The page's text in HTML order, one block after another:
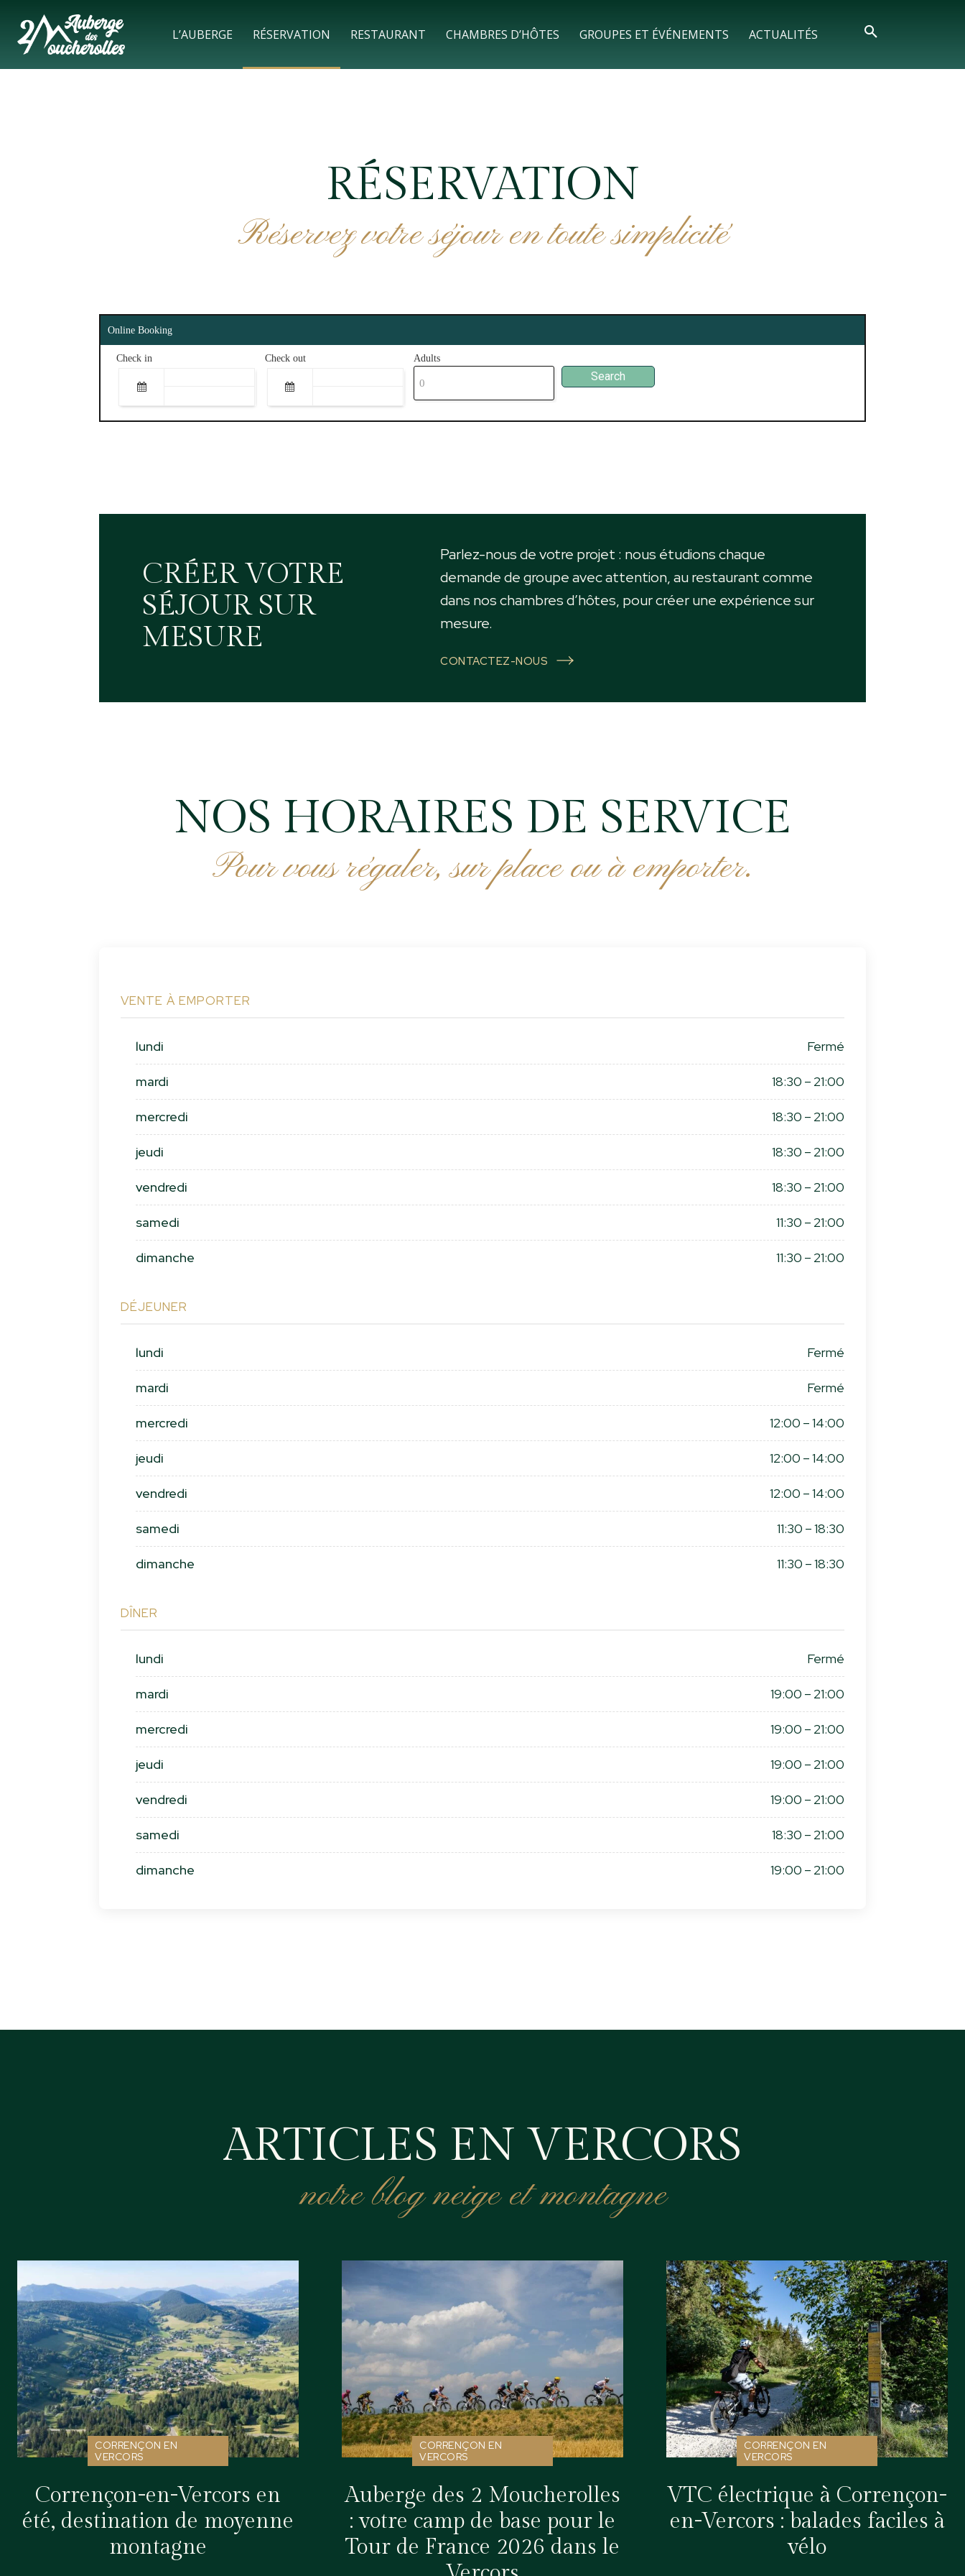
L’AUBERGE RÉSERVATION RESTAURANT CHAMBRES D’HÔTES GROUPES ET ÉVÉNEMENTS ACTUALITÉS
RÉSERVATION
Réservez votre séjour en toute simplicité
Online Booking
Check in Check out Adults
CRÉER VOTRE
SÉJOUR SUR
MESURE
Parlez-nous de votre projet : nous étudions chaque
demande de groupe avec attention, au restaurant comme
dans nos chambres d’hôtes, pour créer une expérience sur
mesure.
CONTACTEZ-NOUS
NOS HORAIRES DE SERVICE
Pour vous régaler, sur place ou à emporter.
VENTE À EMPORTER
lundi Fermé
mardi 18:30 – 21:00
mercredi 18:30 – 21:00
jeudi 18:30 – 21:00
vendredi 18:30 – 21:00
samedi 11:30 – 21:00
dimanche 11:30 – 21:00
DÉJEUNER
lundi Fermé
mardi Fermé
mercredi 12:00 – 14:00
jeudi 12:00 – 14:00
vendredi 12:00 – 14:00
samedi 11:30 – 18:30
dimanche 11:30 – 18:30
DÎNER
lundi Fermé
mardi 19:00 – 21:00
mercredi 19:00 – 21:00
jeudi 19:00 – 21:00
vendredi 19:00 – 21:00
samedi 18:30 – 21:00
dimanche 19:00 – 21:00
ARTICLES EN VERCORS
notre blog neige et montagne
CORRENÇON EN
VERCORS
Corrençon-en-Vercors en
été, destination de moyenne
montagne
CORRENÇON EN
VERCORS
Auberge des 2 Moucherolles
: votre camp de base pour le
Tour de France 2026 dans le
CORRENÇON EN
VERCORS
VTC électrique à Corrençon-
en-Vercors : balades faciles à
vélo